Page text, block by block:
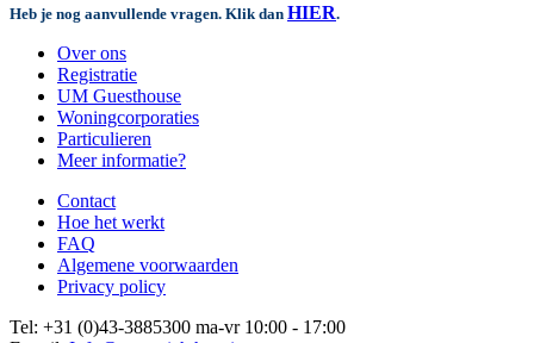
Heb je nog aanvullende vragen. Klik dan HIER.
Over ons
Registratie
UM Guesthouse
Woningcorporaties
Particulieren
Meer informatie?
Contact
Hoe het werkt
FAQ
Algemene voorwaarden
Privacy policy
Tel: +31 (0)43-3885300 ma-vr 10:00 - 17:00